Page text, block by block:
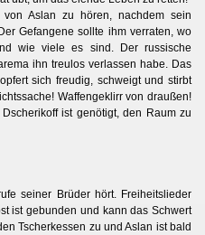
von Aslan zu hören, nachdem sein
Gefangene sollte ihm verraten, wo
wie viele es sind. Der russische
ihn treulos verlassen habe. Das
sich freudig, schweigt und stirbt
Waffengeklirr von draußen!
ist genötigt, den Raum zu
seiner Brüder hört. Freiheitslieder
ist gebunden und kann das Schwert
Tscherkessen zu und Aslan ist bald